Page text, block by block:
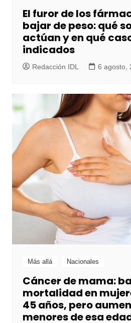
El furor de los
bajar de peso: qué
actúan y en qué
indicados
Redacción IDL 6 agosto,
Más allá Nacionales
Cáncer de mama:
mortalidad en
45 años, pero
menores de esa